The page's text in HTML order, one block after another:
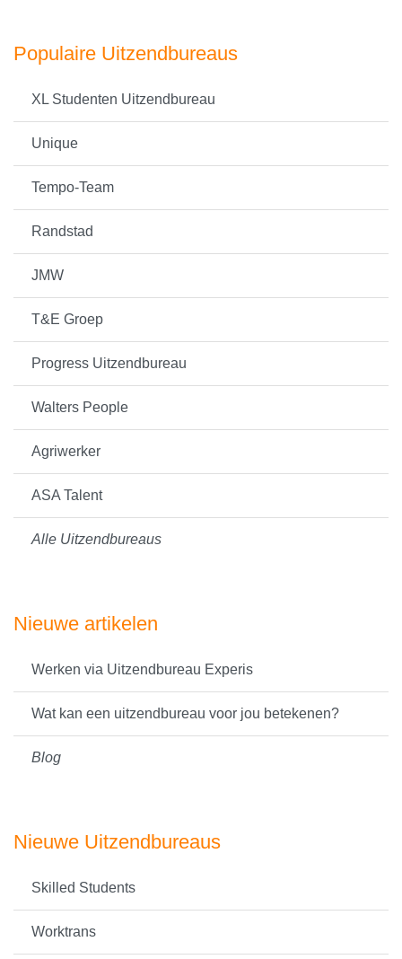
Populaire Uitzendbureaus
XL Studenten Uitzendbureau
Unique
Tempo-Team
Randstad
JMW
T&E Groep
Progress Uitzendbureau
Walters People
Agriwerker
ASA Talent
Alle Uitzendbureaus
Nieuwe artikelen
Werken via Uitzendbureau Experis
Wat kan een uitzendbureau voor jou betekenen?
Blog
Nieuwe Uitzendbureaus
Skilled Students
Worktrans